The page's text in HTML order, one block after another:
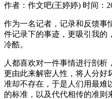
作者：作文吧(王婷婷) 时间：
作为一名记者，记录和反馈事
件记录下的事迹，更吸引我的
冷酷。
人都喜欢对一件事情进行剖析
更由此来解密人性，将人分好
准却不存在，于是人们用最难
的标准，以及代代相传的准则